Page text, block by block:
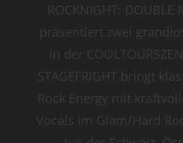
ROCKNIGHT: DOUBLE
präsentiert zwei
in der
STAGEFRIGHT bringt
Rock Energy mit
Vocals im Glam/Hard